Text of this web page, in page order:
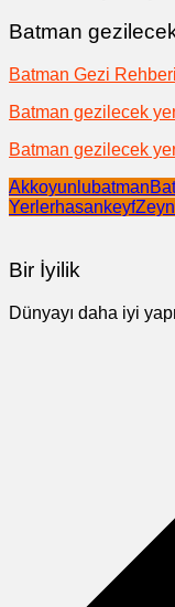
Batman
Batman Gezi
Batman gezilecek
Batman gezilecek
Akkoyunlubatman
Yerlerhasankeyf
Bir İyilik
Dünyayı daha iyi